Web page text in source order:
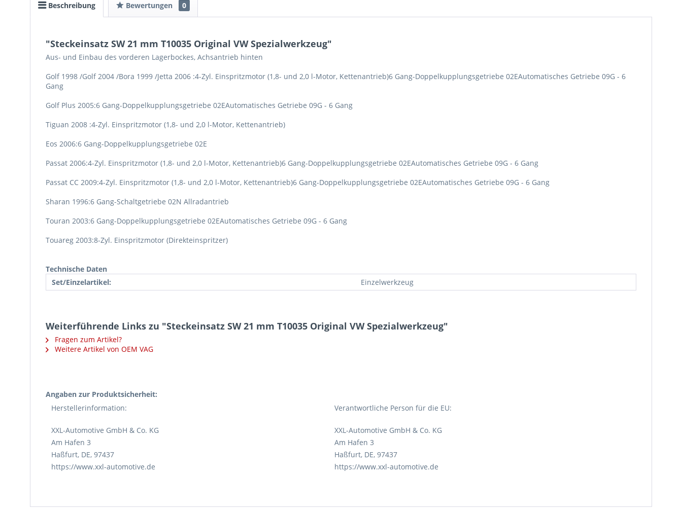
Beschreibung Bewertungen 0
"Steckeinsatz SW 21 mm T10035 Original VW Spezialwerkzeug"
Aus- und Einbau des vorderen Lagerbockes, Achsantrieb hinten
Golf 1998 /Golf 2004 /Bora 1999 /Jetta 2006 :4-Zyl. Einspritzmotor (1,8- und 2,0 l-Motor, Kettenantrieb)6 Gang-Doppelkupplungsgetriebe 02EAutomatisches Getriebe 09G - 6
Gang
Golf Plus 2005:6 Gang-Doppelkupplungsgetriebe 02EAutomatisches Getriebe 09G - 6 Gang
Tiguan 2008 :4-Zyl. Einspritzmotor (1,8- und 2,0 l-Motor, Kettenantrieb)
Eos 2006:6 Gang-Doppelkupplungsgetriebe 02E
Passat 2006:4-Zyl. Einspritzmotor (1,8- und 2,0 l-Motor, Kettenantrieb)6 Gang-Doppelkupplungsgetriebe 02EAutomatisches Getriebe 09G - 6 Gang
Passat CC 2009:4-Zyl. Einspritzmotor (1,8- und 2,0 l-Motor, Kettenantrieb)6 Gang-Doppelkupplungsgetriebe 02EAutomatisches Getriebe 09G - 6 Gang
Sharan 1996:6 Gang-Schaltgetriebe 02N Allradantrieb
Touran 2003:6 Gang-Doppelkupplungsgetriebe 02EAutomatisches Getriebe 09G - 6 Gang
Touareg 2003:8-Zyl. Einspritzmotor (Direkteinspritzer)
Technische Daten
Set/Einzelartikel:
Einzelwerkzeug
Weiterführende Links zu "Steckeinsatz SW 21 mm T10035 Original VW Spezialwerkzeug"
Fragen zum Artikel?
Weitere Artikel von OEM VAG
Angaben zur Produktsicherheit:
Herstellerinformation:
XXL-Automotive GmbH & Co. KG
Am Hafen 3
Haßfurt, DE, 97437
https://www.xxl-automotive.de
Verantwortliche Person für die EU:
XXL-Automotive GmbH & Co. KG
Am Hafen 3
Haßfurt, DE, 97437
https://www.xxl-automotive.de